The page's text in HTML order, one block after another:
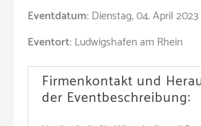
Eventdatum:Dienstag, 04. April 2023
Eventort:Ludwigshafen am Rhein
Firmenkontakt und
der Eventbeschreibung: